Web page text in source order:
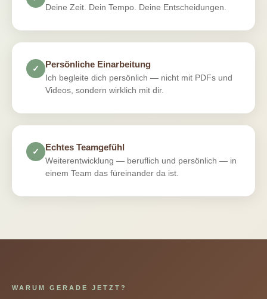
Deine Zeit. Dein Tempo. Deine Entscheidungen.
✓ Persönliche Einarbeitung
Ich begleite dich persönlich — nicht mit PDFs und
Videos, sondern wirklich mit dir.
✓ Echtes Teamgefühl
Weiterentwicklung — beruflich und persönlich — in
einem Team das füreinander da ist.
WARUM GERADE JETZT?